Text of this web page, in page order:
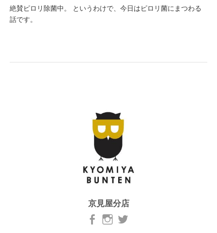
絶賛ピロリ除菌中。 というわけで、今日はピロリ菌にまつわる
話です。
京見屋分店